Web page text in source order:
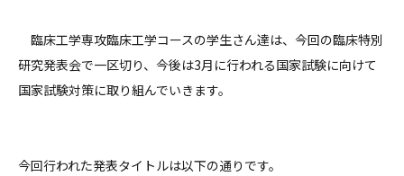
臨床工学専攻臨床工学コースの学生さん達は、今回の臨床特別
研究発表会で一区切り、今後は3月に行われる国家試験に向けて
国家試験対策に取り組んでいきます。
今回行われた発表タイトルは以下の通りです。